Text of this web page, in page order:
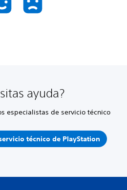
ayuda?
especialistas de servicio técnico
técnico de PlayStation